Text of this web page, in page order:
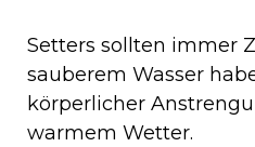
Setters sollten immer
sauberem Wasser
körperlicher
warmem Wetter.